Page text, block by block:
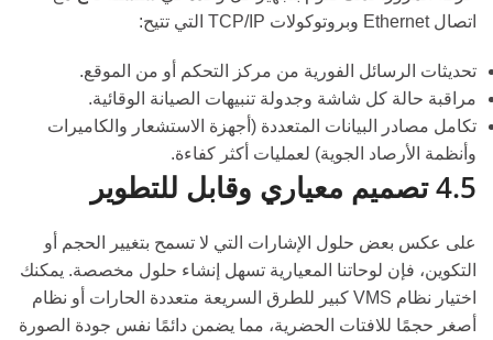
اتصال Ethernet وبروتوكولات TCP/IP التي تتيح:
تحديثات الرسائل الفورية من مركز التحكم أو من الموقع.
مراقبة حالة كل شاشة وجدولة تنبيهات الصيانة الوقائية.
تكامل مصادر البيانات المتعددة (أجهزة الاستشعار والكاميرات
وأنظمة الأرصاد الجوية) لعمليات أكثر كفاءة.
4.5 تصميم معياري وقابل للتطوير
على عكس بعض حلول الإشارات التي لا تسمح بتغيير الحجم أو
التكوين، فإن لوحاتنا المعيارية تسهل إنشاء حلول مخصصة. يمكنك
اختيار نظام VMS كبير للطرق السريعة متعددة الحارات أو نظام
أصغر حجمًا للافتات الحضرية، مما يضمن دائمًا نفس جودة الصورة